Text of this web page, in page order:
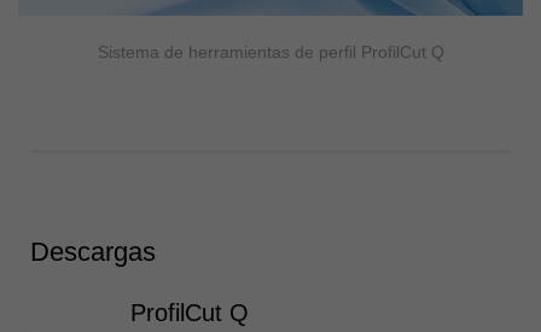
Sistema de herramientas de perfil ProfilCut Q
Descargas
ProfilCut Q